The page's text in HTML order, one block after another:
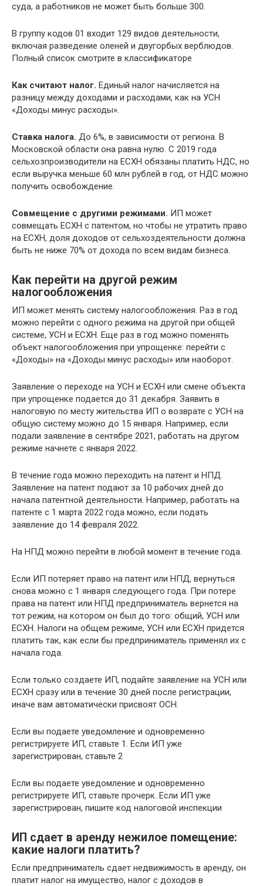
суда, а работников не может быть больше 300.
В группу кодов 01 входит 129 видов деятельности,
включая разведение оленей и двугорбых верблюдов.
Полный список смотрите в классификаторе
Как считают налог. Единый налог начисляется на
разницу между доходами и расходами, как на УСН
«Доходы минус расходы».
Ставка налога. До 6%, в зависимости от региона. В
Московской области она равна нулю. С 2019 года
сельхозпроизводители на ЕСХН обязаны платить НДС, но
если выручка меньше 60 млн рублей в год, от НДС можно
получить освобождение.
Совмещение с другими режимами. ИП может
совмещать ЕСХН с патентом, но чтобы не утратить право
на ЕСХН, доля доходов от сельхоздеятельности должна
быть не ниже 70% от дохода по всем видам бизнеса.
Как перейти на другой режим
налогообложения
ИП может менять систему налогообложения. Раз в год
можно перейти с одного режима на другой при общей
системе, УСН и ЕСХН. Еще раз в год можно поменять
объект налогообложения при упрощенке: перейти с
«Доходы» на «Доходы минус расходы» или наоборот.
Заявление о переходе на УСН и ЕСХН или смене объекта
при упрощенке подается до 31 декабря. Заявить в
налоговую по месту жительства ИП о возврате с УСН на
общую систему можно до 15 января. Например, если
подали заявление в сентябре 2021, работать на другом
режиме начнете с января 2022.
В течение года можно переходить на патент и НПД.
Заявление на патент подают за 10 рабочих дней до
начала патентной деятельности. Например, работать на
патенте с 1 марта 2022 года можно, если подать
заявление до 14 февраля 2022.
На НПД можно перейти в любой момент в течение года.
Если ИП потеряет право на патент или НПД, вернуться
снова можно с 1 января следующего года. При потере
права на патент или НПД предприниматель вернется на
тот режим, на котором он был до того: общий, УСН или
ЕСХН. Налоги на общем режиме, УСН или ЕСХН придется
платить так, как если бы предприниматель применял их с
начала года.
Если только создаете ИП, подайте заявление на УСН или
ЕСХН сразу или в течение 30 дней после регистрации,
иначе вам автоматически присвоят ОСН.
Если вы подаете уведомление и одновременно
регистрируете ИП, ставьте 1. Если ИП уже
зарегистрирован, ставьте 2
Если вы подаете уведомление и одновременно
регистрируете ИП, ставьте прочерк. Если ИП уже
зарегистрирован, пишите код налоговой инспекции
ИП сдает в аренду нежилое помещение:
какие налоги платить?
Если предприниматель сдает недвижимость в аренду, он
платит налог на имущество, налог с доходов в